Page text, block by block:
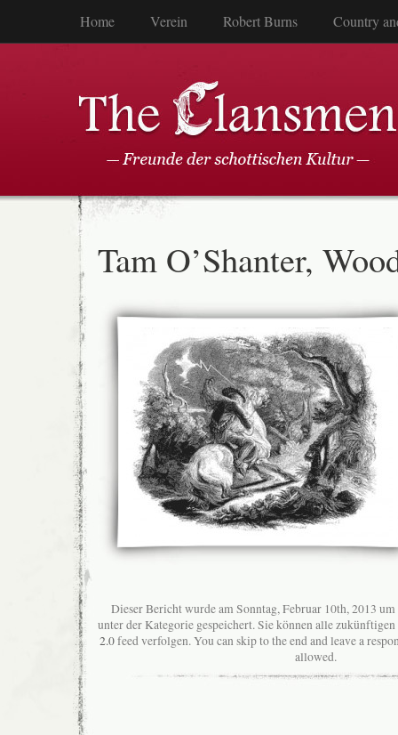
Home Verein Robert Burns Country
Tam O’Shanter,
Dieser Bericht wurde am Sonntag, Februar 10th, 2013
unter der Kategorie gespeichert. Sie können alle
2.0feed verfolgen. You can skip to the end and leave a
allowed.